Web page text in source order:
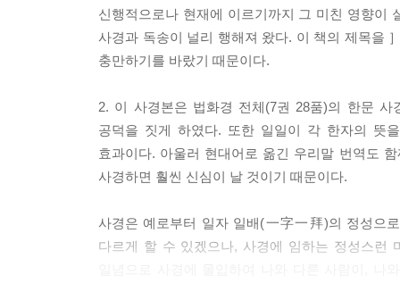
신행적으로나 현재에 이르기까지 그 미친 영향이
사경과 독송이 널리 행해져 왔다. 이 책의 제목을
충만하기를 바랐기 때문이다.
2. 이 사경본은 법화경 전체(7권 28품)의 한문
공덕을 짓게 하였다. 또한 일일이 각 한자의 뜻
효과이다. 아울러 현대어로 옮긴 우리말 번역도
사경하면 훨씬 신심이 날 것이기 때문이다.
사경은 예로부터 일자 일배(一字一拜)의 정성으
다르게 할 수 있겠으나, 사경에 임하는 정성스런